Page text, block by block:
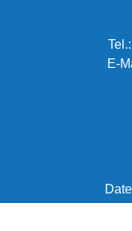
E-